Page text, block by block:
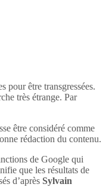
pour être transgressées.
très étrange. Par
être considéré comme
rédaction du contenu.
de Google qui
que les résultats de
d’après Sylvain